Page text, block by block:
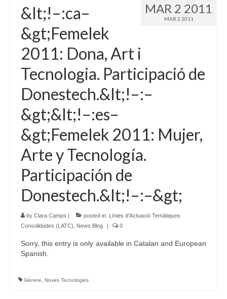
MAR 2 2011
MAR 2 2011
&lt;!–:ca–
&gt;Femelek
2011: Dona, Art i
Tecnologia. Participació de
Donestech.&lt;!–:–
&gt;&lt;!–:es–
&gt;Femelek 2011: Mujer,
Arte y Tecnología.
Participación de
Donestech.&lt;!–:–&gt;
by Clara Camps | posted in: Línies d'Actuació Temàtiques
Consolidades (LATC)
News Blog | 0
Sorry, this entry is only available in Catalan and European
Spanish.
Gènere Noves Tecnologies